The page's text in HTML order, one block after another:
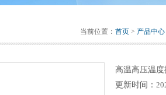
当前位置： 首页 > 产品中心
高温高压温
更新时间：